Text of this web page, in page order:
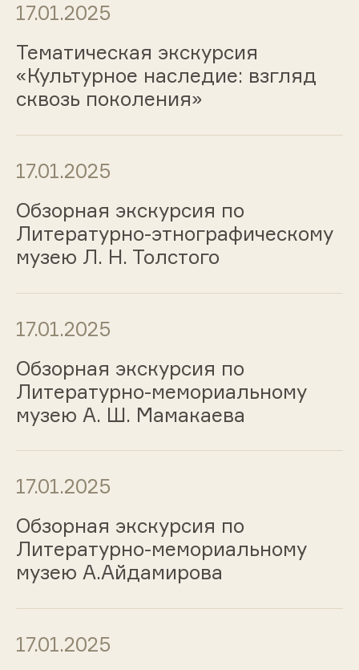
17.01.2025
Тематическая экскурсия
«Культурное наследие: взгляд
сквозь поколения»
17.01.2025
Обзорная экскурсия по
Литературно-этнографическому
музею Л. Н. Толстого
17.01.2025
Обзорная экскурсия по
Литературно-мемориальному
музею А. Ш. Мамакаева
17.01.2025
Обзорная экскурсия по
Литературно-мемориальному
музею А.Айдамирова
17.01.2025